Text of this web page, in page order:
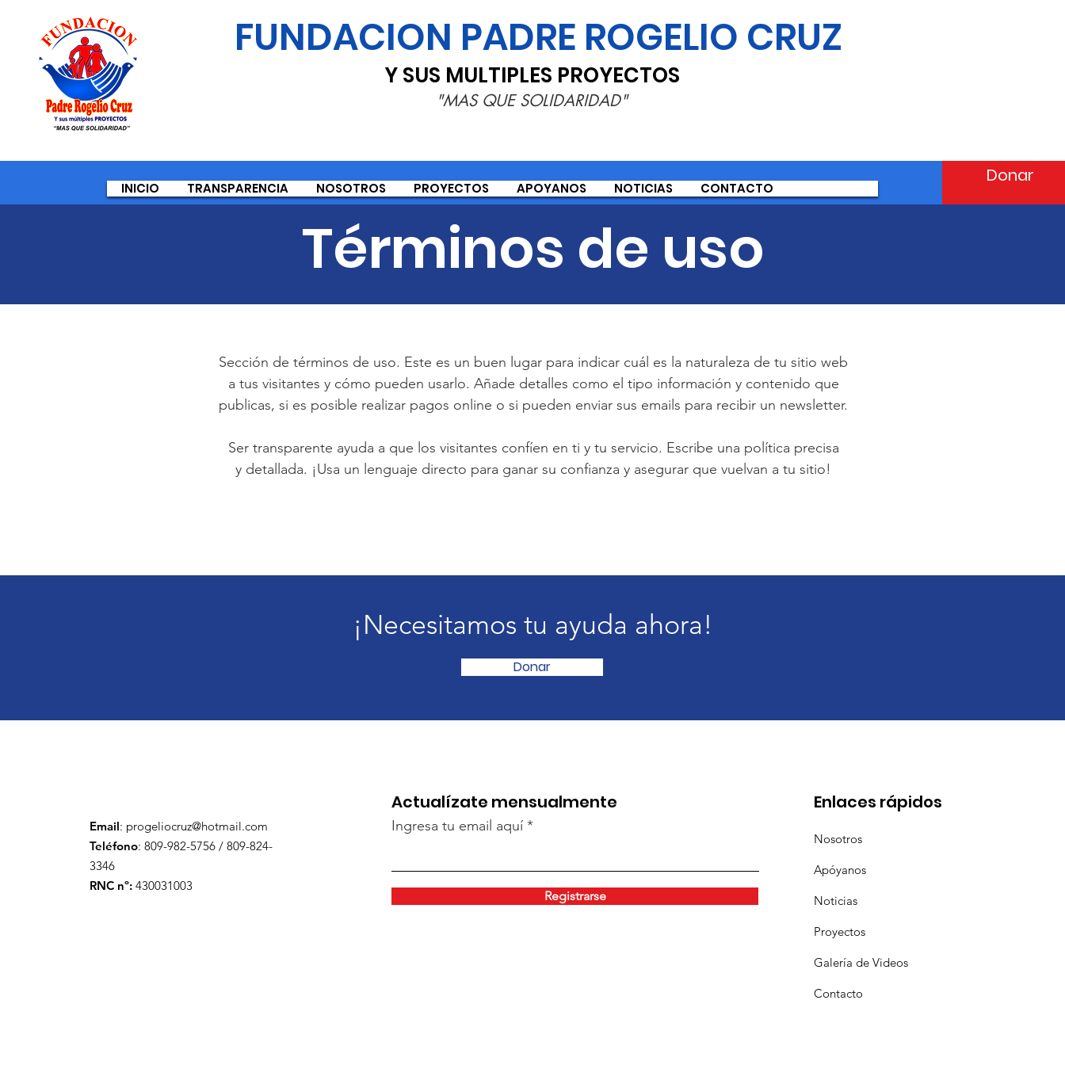
Términos de uso
Sección de términos de uso. Este es un buen lugar para indicar cuál es la naturaleza de tu sitio web
a tus visitantes y cómo pueden usarlo. Añade detalles como el tipo información y contenido que
publicas, si es posible realizar pagos online o si pueden enviar sus emails para recibir un newsletter.
Ser transparente ayuda a que los visitantes confíen en ti y tu servicio. Escribe una política precisa
y detallada. ¡Usa un lenguaje directo para ganar su confianza y asegurar que vuelvan a tu sitio!
¡Necesitamos tu ayuda ahora!
Donar
FUNDACION PADRE ROGELIO CRUZ
Y SUS MULTIPLES PROYECTOS
"MAS QUE SOLIDARIDAD"
INICIO TRANSPARENCIA NOSOTROS PROYECTOS APOYANOS NOTICIAS CONTACTO
Donar
Email: progeliocruz@hotmail.com
Teléfono: 809-982-5756 / 809-824-
3346
RNC nº: 430031003
Actualízate mensualmente
Ingresa tu email aquí
Registrarse
Enlaces rápidos
Nosotros
Apóyanos
Noticias
Proyectos
Galería de Videos
Contacto